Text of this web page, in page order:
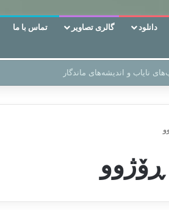
دانلود گالری تصاویر تماس با ما